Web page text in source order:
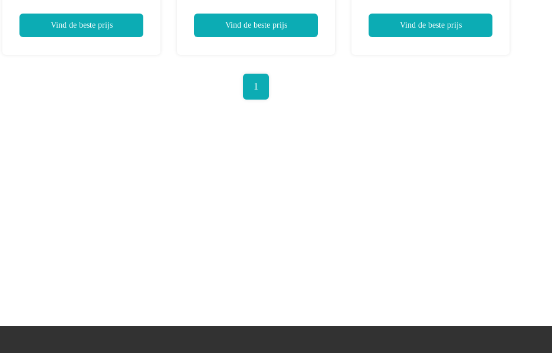
Vind de beste prijs Vind de beste prijs
Voor voedsel Elektronische geneeskunde
en wetenschappelijk onderzoek
Vind de beste prijs
1